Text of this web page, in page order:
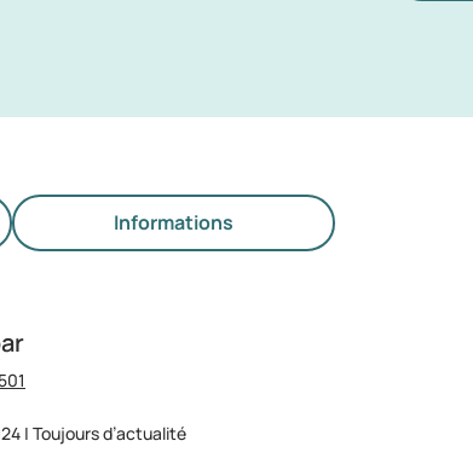
Informations
| Toujours d’actualité